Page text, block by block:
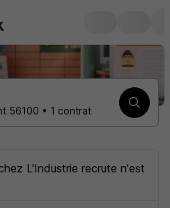
56100 • 1 contrat
L'Industrie recrute n'est